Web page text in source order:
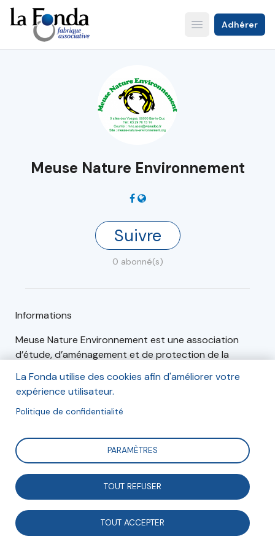
Aller
au
contenu
principal
Open main menu
Adhérer
Meuse Nature Environnement
Suivre
0 abonné(s)
Informations
Meuse Nature Environnement est une association
d’étude, d’aménagement et de protection de la
Articles (1) Événements (0)
Engagement
La Fonda utilise des cookies afin d'améliorer votre
expérience utilisateur.
Politique de confidentialité
PARAMÈTRES
TOUT REFUSER
TOUT ACCEPTER